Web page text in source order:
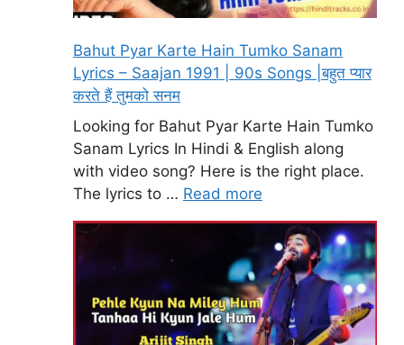
Bahut Pyar Karte Hain Tumko Sanam
Lyrics – Saajan 1991 | 90s Songs |बहुत प्यार
करते हैं तुमको सनम
Looking for Bahut Pyar Karte Hain Tumko
Sanam Lyrics In Hindi & English along
with video song? Here is the right place.
The lyrics to … Read more